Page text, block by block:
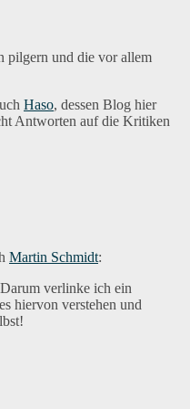
pilgern und die vor allem
Haso, dessen Blog hier
Antworten auf die Kritiken
Martin Schmidt:
verlinke ich ein
hiervon verstehen und